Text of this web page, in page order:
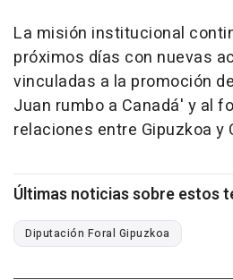
La misión institucional
próximos días con nuevas
vinculadas a la promoción
Juan rumbo a Canadá' y al
relaciones entre Gipuzkoa y
Últimas noticias sobre estos
Diputación Foral Gipuzkoa